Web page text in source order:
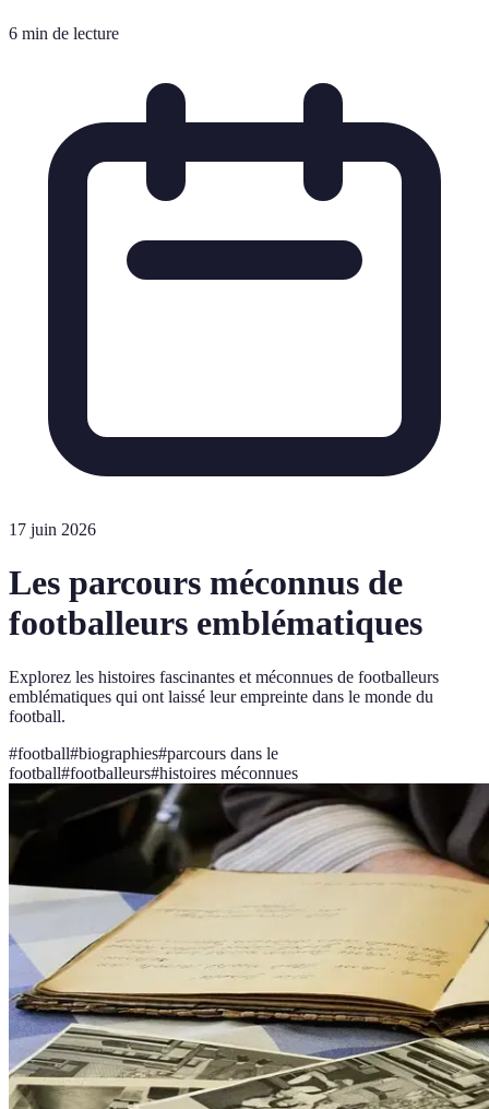
6 min de lecture
17 juin 2026
Les parcours méconnus de
footballeurs emblématiques
Explorez les histoires fascinantes et méconnues de footballeurs
emblématiques qui ont laissé leur empreinte dans le monde du
football.
#football#biographies#parcours dans le
football#footballeurs#histoires méconnues